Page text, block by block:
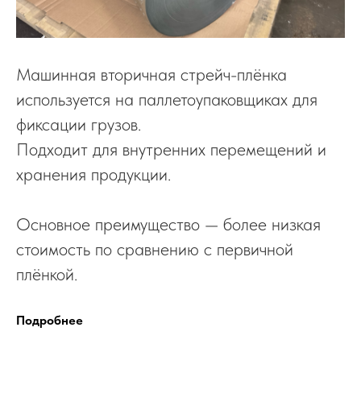
Машинная вторичная стрейч-плёнка
используется на паллетоупаковщиках для
фиксации грузов.
Подходит для внутренних перемещений и
хранения продукции.
Основное преимущество — более низкая
стоимость по сравнению с первичной
плёнкой.
Подробнее